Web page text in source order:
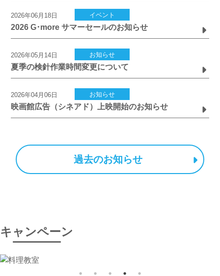
2026年06月18日 イベント
2026 G･more サマーセールのお知らせ
2026年05月14日 お知らせ
夏季の検針作業時間変更について
2026年04月06日 お知らせ
映画館広告（シネアド）上映開始のお知らせ
過去のお知らせ
キャンペーン